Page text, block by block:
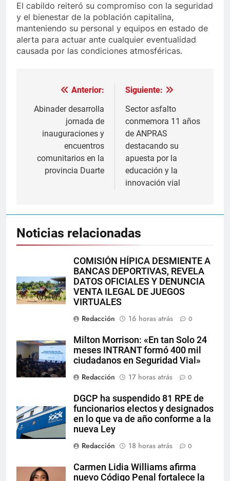
El cabildo reiteró su compromiso con la seguridad
y el bienestar de la población capitalina,
manteniendo su personal y equipos en estado de
alerta para actuar ante cualquier eventualidad
causada por las condiciones atmosféricas.
Navegación
de
entradas
Anterior:
Abinader desarrolla
jornada de
inauguraciones y
encuentros
comunitarios en la
provincia Duarte
Siguiente:
Sector asfalto
conmemora 11 años
de ANPRAS
destacando su
apuesta por la
educación y la
innovación vial
Noticias relacionadas
COMISIÓN HÍPICA DESMIENTE A
BANCAS DEPORTIVAS, REVELA
DATOS OFICIALES Y DENUNCIA
VENTA ILEGAL DE JUEGOS
VIRTUALES
Redacción
16 horas atrás 0
Milton Morrison: «En tan Solo 24
meses INTRANT formó 400 mil
ciudadanos en Seguridad Vial»
Redacción
17 horas atrás 0
DGCP ha suspendido 81 RPE de
funcionarios electos y designados
en lo que va de año conforme a la
nueva Ley
Redacción
18 horas atrás 0
Carmen Lidia Williams afirma
nuevo Código Penal fortalece la